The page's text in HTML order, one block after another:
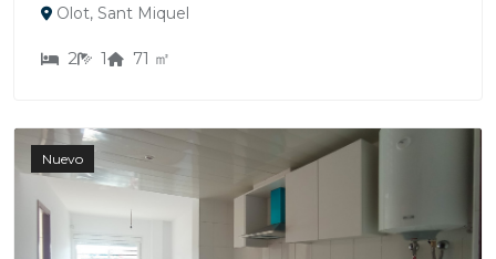
Olot, Sant Miquel
2 1 71 ㎡
Nuevo